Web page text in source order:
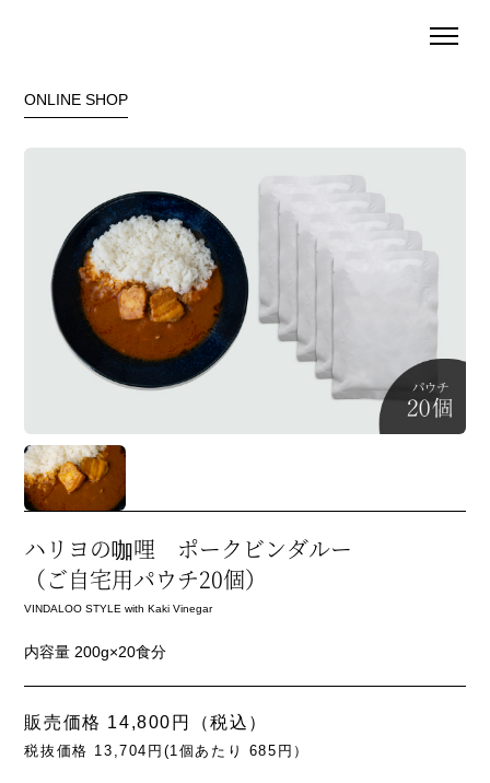
ONLINE SHOP
ハリヨの咖哩 ポークビンダルー
（ご自宅用パウチ20個）
VINDALOO STYLE with Kaki Vinegar
内容量 200g×20食分
販売価格 14,800円（税込）
税抜価格 13,704円(1個あたり 685円）